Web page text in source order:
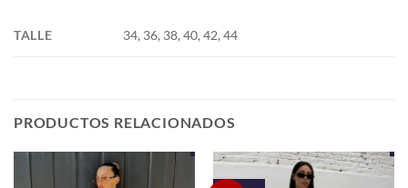
TALLE 34, 36, 38, 40, 42, 44
PRODUCTOS RELACIONADOS